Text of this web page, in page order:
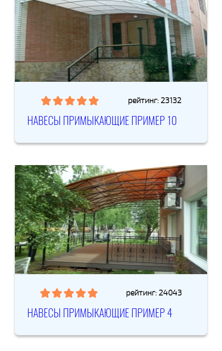
рейтинг: 23132
НАВЕСЫ ПРИМЫКАЮЩИЕ ПРИМЕР 10
рейтинг: 24043
НАВЕСЫ ПРИМЫКАЮЩИЕ ПРИМЕР 4